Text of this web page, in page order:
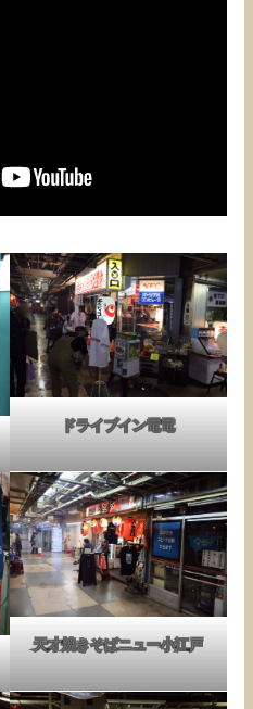
ドライブイン電電
天才焼きそばニュー小江戸